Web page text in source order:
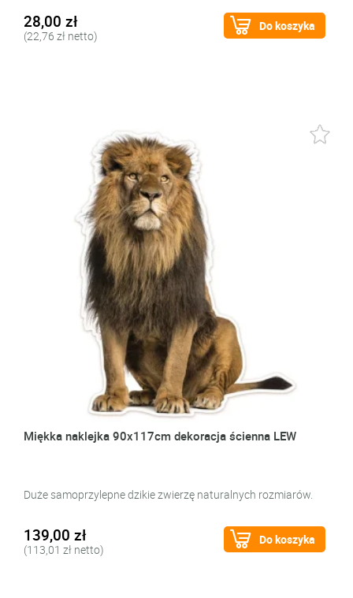
28,00 zł
(22,76 zł netto)
Do koszyka
Miękka naklejka 90x117cm dekoracja ścienna LEW
Duże samoprzylepne dzikie zwierzę naturalnych rozmiarów.
139,00 zł
(113,01 zł netto)
Do koszyka